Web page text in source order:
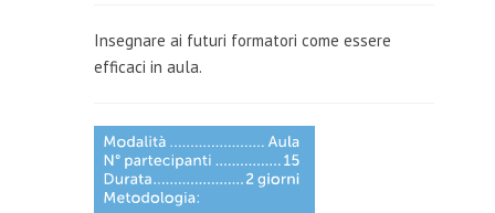
Insegnare ai futuri formatori come essere
efficaci in aula.